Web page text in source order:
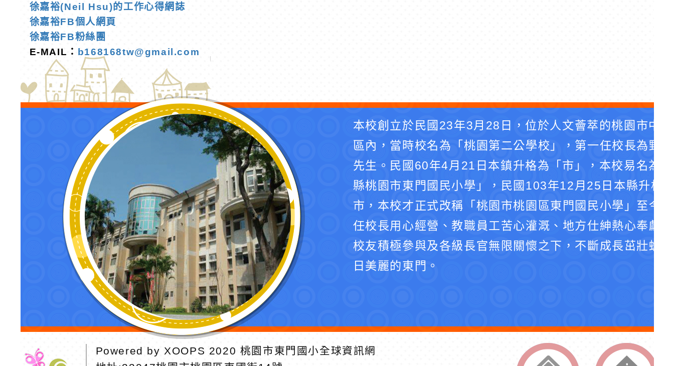
徐嘉裕(Neil Hsu)的工作心得網誌
徐嘉裕FB個人網頁
徐嘉裕FB粉絲團
E-MAIL：
b168168tw@gmail.com
本校創立於民國23年3月28日，位於人文薈萃的桃園市中
區內，當時校名為「桃園第二公學校」，第一任校長為野
先生。民國60年4月21日本鎮升格為「市」，本校易名為
縣桃園市東門國民小學」，民國103年12月25日本縣升格
市，本校才正式改稱「桃園市桃園區東門國民小學」至今
任校長用心經營、教職員工苦心灌溉、地方仕紳熱心奉獻
校友積極參與及各級長官無限關懷之下，不斷成長茁壯蛻
日美麗的東門。
Powered by XOOPS 2020 桃園市東門國小全球資訊網